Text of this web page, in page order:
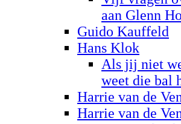
aan Glenn
Guido Kauffeld
Hans Klok
Als jij niet
weet die bal
Harrie van de
Harrie van de